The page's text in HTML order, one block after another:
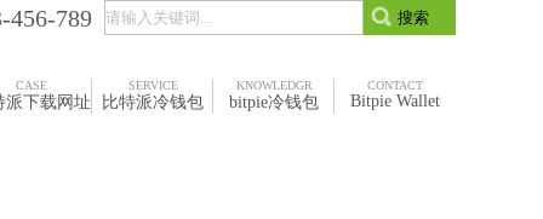
456-789
CASE
派下载网址
SERVICE
比特派冷钱包
KNOWLEDGR
bitpie冷钱包
CONTACT
Bitpie Wallet